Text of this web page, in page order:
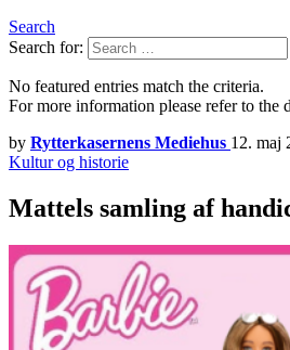
Search
Search for:
No featured entries match the criteria.
For more information please refer to the
by Rytterkasernens Mediehus 12. maj
Kultur og historie
Mattels samling af